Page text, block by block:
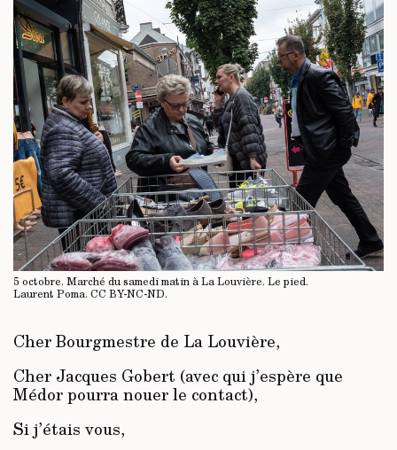
5 octobre. Marché du samedi matin à La Louvière. Le pied.
Laurent Poma. CC BY-NC-ND.
Cher Bourgmestre de La Louvière,
Cher Jacques Gobert (avec qui j’espère que
Médor pourra nouer le contact),
Si j’étais vous,